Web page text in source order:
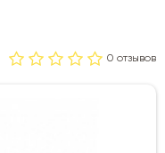
0 отзывов